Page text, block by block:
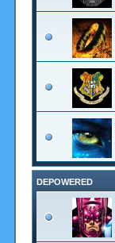
DEPOWERED